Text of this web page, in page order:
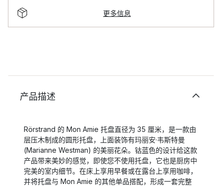
更多信息
产品描述
Rörstrand 的 Mon Amie 托盘直径为 35 厘米，是一款由
层压木制成的圆形托盘，上面装饰有玛丽安·韦斯特曼
(Marianne Westman) 的美丽花朵。钴蓝色的设计给这款
产品带来美妙的感觉，即使您不使用托盘，它也是厨房中
完美的室内细节。在床上享用早餐或在露台上享用咖啡，
并将托盘与 Mon Amie 的其他单品搭配，形成一套完整